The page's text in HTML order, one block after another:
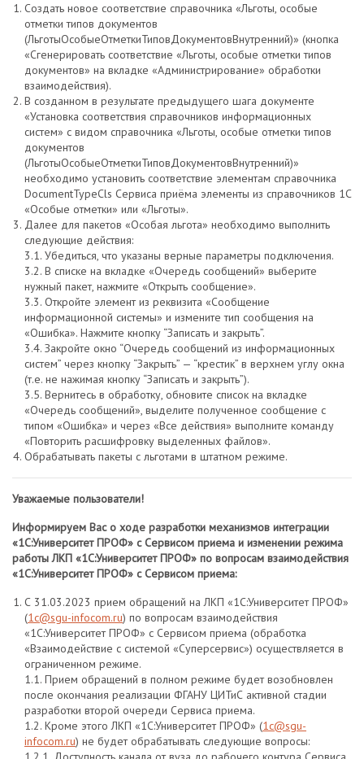
Создать новое соответствие справочника «Льготы, особые
отметки типов документов
(ЛьготыОсобыеОтметкиТиповДокументовВнутренний)» (кнопка
«Сгенерировать соответствие «Льготы, особые отметки типов
документов» на вкладке «Администрирование» обработки
взаимодействия).
В созданном в результате предыдущего шага документе
«Установка соответствия справочников информационных
систем» с видом справочника «Льготы, особые отметки типов
документов
(ЛьготыОсобыеОтметкиТиповДокументовВнутренний)»
необходимо установить соответствие элементам справочника
DocumentTypeCls Сервиса приёма элементы из справочников 1С
«Особые отметки» или «Льготы».
Далее для пакетов «Особая льгота» необходимо выполнить
следующие действия:
3.1. Убедиться, что указаны верные параметры подключения.
3.2. В списке на вкладке «Очередь сообщений» выберите
нужный пакет, нажмите «Открыть сообщение».
3.3. Откройте элемент из реквизита «Сообщение
информационной системы» и измените тип сообщения на
«Ошибка». Нажмите кнопку “Записать и закрыть”.
3.4. Закройте окно “Очередь сообщений из информационных
систем” через кнопку “Закрыть” — “крестик” в верхнем углу окна
(т.е. не нажимая кнопку “Записать и закрыть”).
3.5. Вернитесь в обработку, обновите список на вкладке
«Очередь сообщений», выделите полученное сообщение с
типом «Ошибка» и через «Все действия» выполните команду
«Повторить расшифровку выделенных файлов».
Обрабатывать пакеты с льготами в штатном режиме.
Уважаемые пользователи!
Информируем Вас о ходе разработки механизмов интеграции
«1С:Университет ПРОФ» с Сервисом приема и изменении режима
работы ЛКП «1С:Университет ПРОФ» по вопросам взаимодействия
«1С:Университет ПРОФ» с Сервисом приема:
С 31.03.2023 прием обращений на ЛКП «1С:Университет ПРОФ»
(1с@sgu-infocom.ru) по вопросам взаимодействия
«1С:Университет ПРОФ» с Сервисом приема (обработка
«Взаимодействие с системой «Суперсервис») осуществляется в
ограниченном режиме.
1.1. Прием обращений в полном режиме будет возобновлен
после окончания реализации ФГАНУ ЦИТиС активной стадии
разработки второй очереди Сервиса приема.
1.2. Кроме этого ЛКП «1С:Университет ПРОФ» (1с@sgu-
infocom.ru) не будет обрабатывать следующие вопросы: